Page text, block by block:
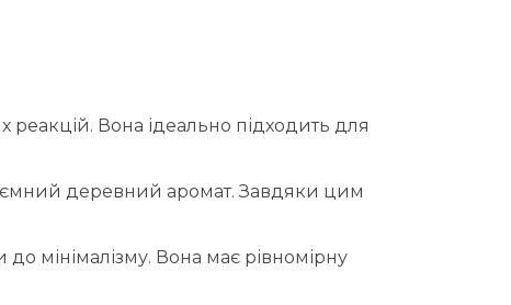
Вона ідеально підходить для
деревний аромат. Завдяки цим
мінімалізму. Вона має рівномірну